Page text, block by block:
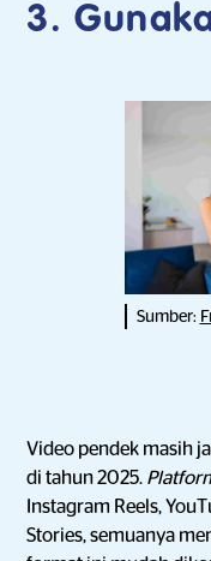
3.
Sumber:
Video pendek masih
di tahun 2025.
Instagram Reels,
Stories, semuanya